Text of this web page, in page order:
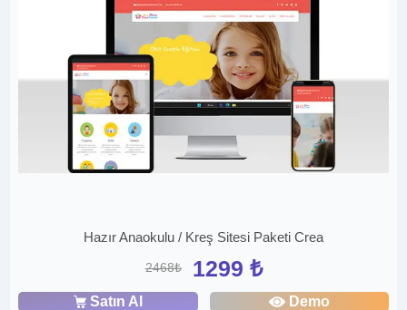
Hazır Anaokulu / Kreş Sitesi Paketi Crea
2468₺ 1299 ₺
Satın Al Demo